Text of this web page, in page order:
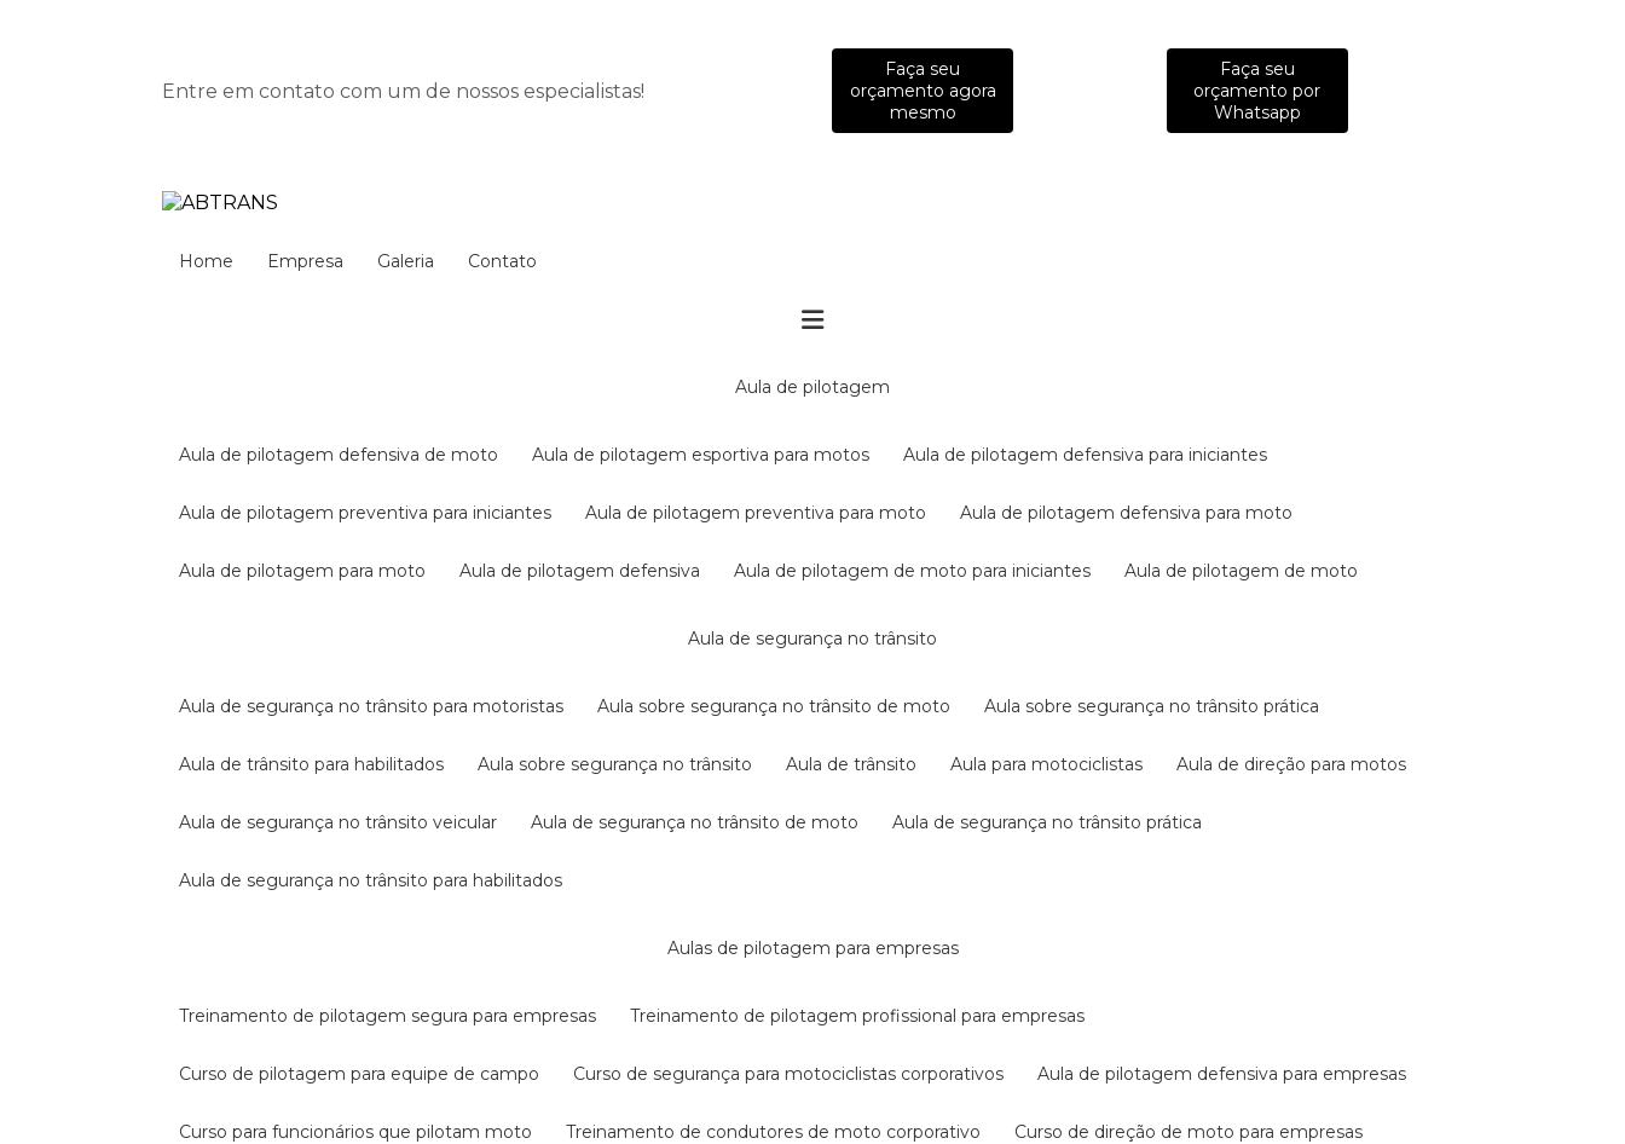
Entre em contato com um de nossos especialistas!
Faça seu
orçamento agora
mesmo
Faça seu
orçamento por
Whatsapp
Home Empresa Galeria Contato
aula de pilotagem
aula de pilotagem defensiva de moto aula de pilotagem esportiva para motos aula de pilotagem defensiva para iniciantes
aula de pilotagem preventiva para iniciantes aula de pilotagem preventiva para moto aula de pilotagem defensiva para moto
aula de pilotagem para moto aula de pilotagem defensiva aula de pilotagem de moto para iniciantes aula de pilotagem de moto
aula de segurança no trânsito
aula de segurança no trânsito para motoristas aula sobre segurança no trânsito de moto aula sobre segurança no trânsito prática
aula de trânsito para habilitados aula sobre segurança no trânsito aula de trânsito aula para motociclistas aula de direção para motos
aula de segurança no trânsito veicular aula de segurança no trânsito de moto aula de segurança no trânsito prática
aula de segurança no trânsito para habilitados
aulas de pilotagem para empresas
treinamento de pilotagem segura para empresas treinamento de pilotagem profissional para empresas
curso de pilotagem para equipe de campo curso de segurança para motociclistas corporativos aula de pilotagem defensiva para empresas
curso para funcionários que pilotam moto treinamento de condutores de moto corporativo curso de direção de moto para empresas